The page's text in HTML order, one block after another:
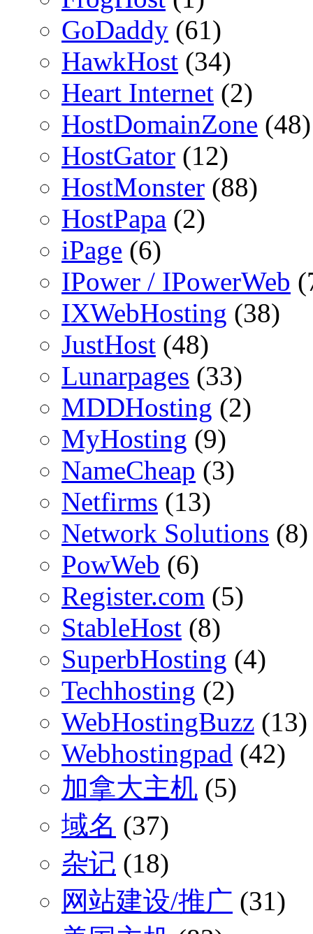
GoDaddy (61)
HawkHost (34)
Heart Internet (2)
HostDomainZone (48)
HostGator (12)
HostMonster (88)
HostPapa (2)
iPage (6)
IPower / IPowerWeb
IXWebHosting (38)
JustHost (48)
Lunarpages (33)
MDDHosting (2)
MyHosting (9)
NameCheap (3)
Netfirms (13)
Network Solutions (8)
PowWeb (6)
Register.com (5)
StableHost (8)
SuperbHosting (4)
Techhosting (2)
WebHostingBuzz (13)
Webhostingpad (42)
加拿大主机 (5)
域名 (37)
杂记 (18)
网站建设/推广 (31)